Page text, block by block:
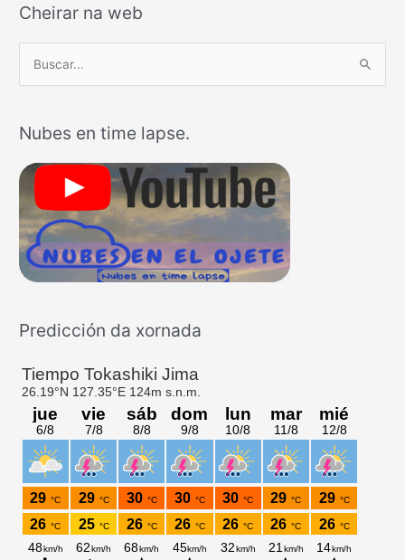
Cheirar na web
c
a
p
o
r
Nubes en time lapse.
Predicción da xornada